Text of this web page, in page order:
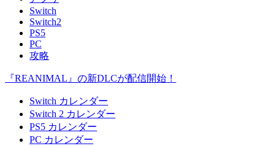
Switch
Switch2
PS5
PC
攻略
『REANIMAL』の新DLCが配信開始！
Switch カレンダー
Switch 2 カレンダー
PS5 カレンダー
PC カレンダー